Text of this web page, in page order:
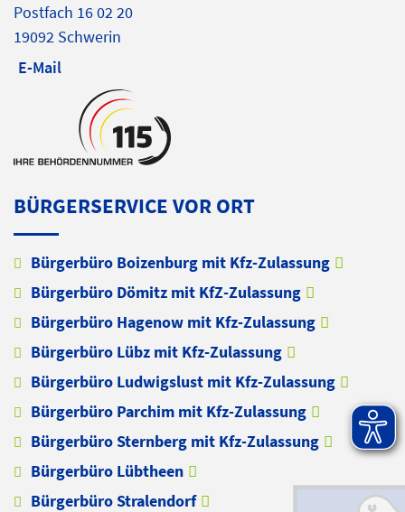
Postfach 16 02 20
19092 Schwerin
E-Mail
BÜRGERSERVICE VOR ORT
Bürgerbüro Boizenburg mit Kfz-Zulassung
Bürgerbüro Dömitz mit KfZ-Zulassung
Bürgerbüro Hagenow mit Kfz-Zulassung
Bürgerbüro Lübz mit Kfz-Zulassung
Bürgerbüro Ludwigslust mit Kfz-Zulassung
Bürgerbüro Parchim mit Kfz-Zulassung
Bürgerbüro Sternberg mit Kfz-Zulassung
Bürgerbüro Lübtheen
Bürgerbüro Stralendorf